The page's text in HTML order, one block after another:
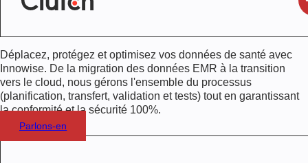
Déplacez, protégez et optimisez vos données de santé avec
Innowise. De la migration des données EMR à la transition
vers le cloud, nous gérons l'ensemble du processus
(planification, transfert, validation et tests) tout en garantissant
la conformité et la sécurité 100%.
Parlons-en